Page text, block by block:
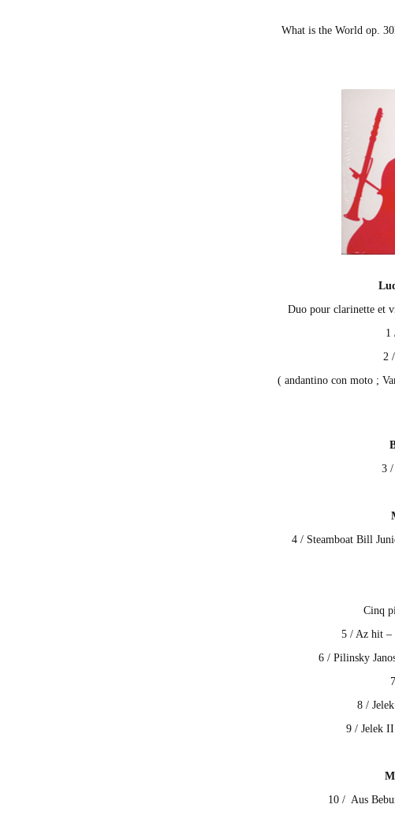
What is the World op.
Duo pour clarinette et
1
2
( andantino con moto ;
3 /
4 / Steamboat Bill
Cinq
5 / Az hit –
6 / Pilinsky
8 /
9 / Jelek
10 / Aus